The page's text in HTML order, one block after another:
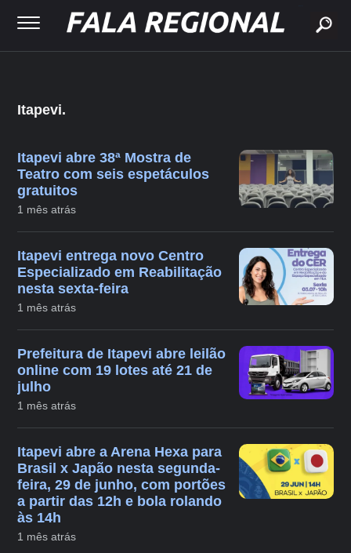
Itapevi.
Itapevi abre 38ª Mostra de
Teatro com seis espetáculos
gratuitos
1 mês atrás
Itapevi entrega novo Centro
Especializado em Reabilitação
nesta sexta-feira
1 mês atrás
Prefeitura de Itapevi abre leilão
online com 19 lotes até 21 de
julho
1 mês atrás
Itapevi abre a Arena Hexa para
Brasil x Japão nesta segunda-
feira, 29 de junho, com portões
a partir das 12h e bola rolando
às 14h
1 mês atrás